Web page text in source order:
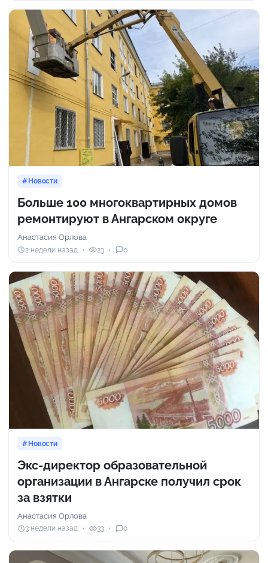
Новости
Больше 100 многоквартирных домов
ремонтируют в Ангарском округе
Анастасия Орлова
2 недели назад 23 0
Новости
Экс-директор образовательной
организации в Ангарске получил срок
за взятки
Анастасия Орлова
3 недели назад 33 0